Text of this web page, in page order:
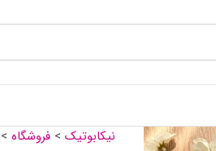
نیکابوتیک> فروشگاه>